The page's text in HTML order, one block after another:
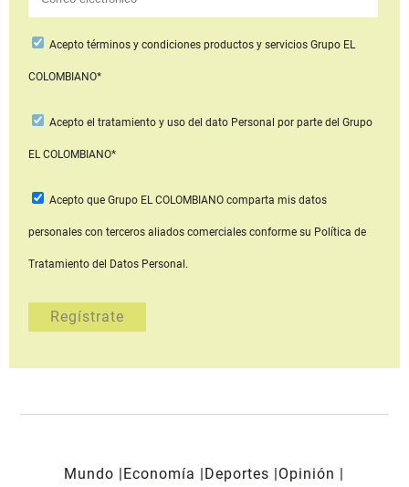
Aceptotérminos y condiciones productos y serviciosGrupo EL
COLOMBIANO*
Acepto el tratamiento y uso del dato Personal por parte del Grupo
EL COLOMBIANO*
Acepto que Grupo EL COLOMBIANOcomparta mis datos
personales con terceros aliados comerciales conforme su Política de
Tratamiento del Datos Personal.
Mundo Economía Deportes
Opinión